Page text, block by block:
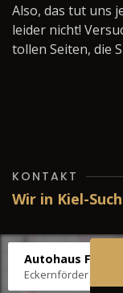
Also, das tut uns
leider nicht!
tollen Seiten, die
KONTAKT
Wir in Kiel-
Autohaus Fräter
Eckernförder Str. /